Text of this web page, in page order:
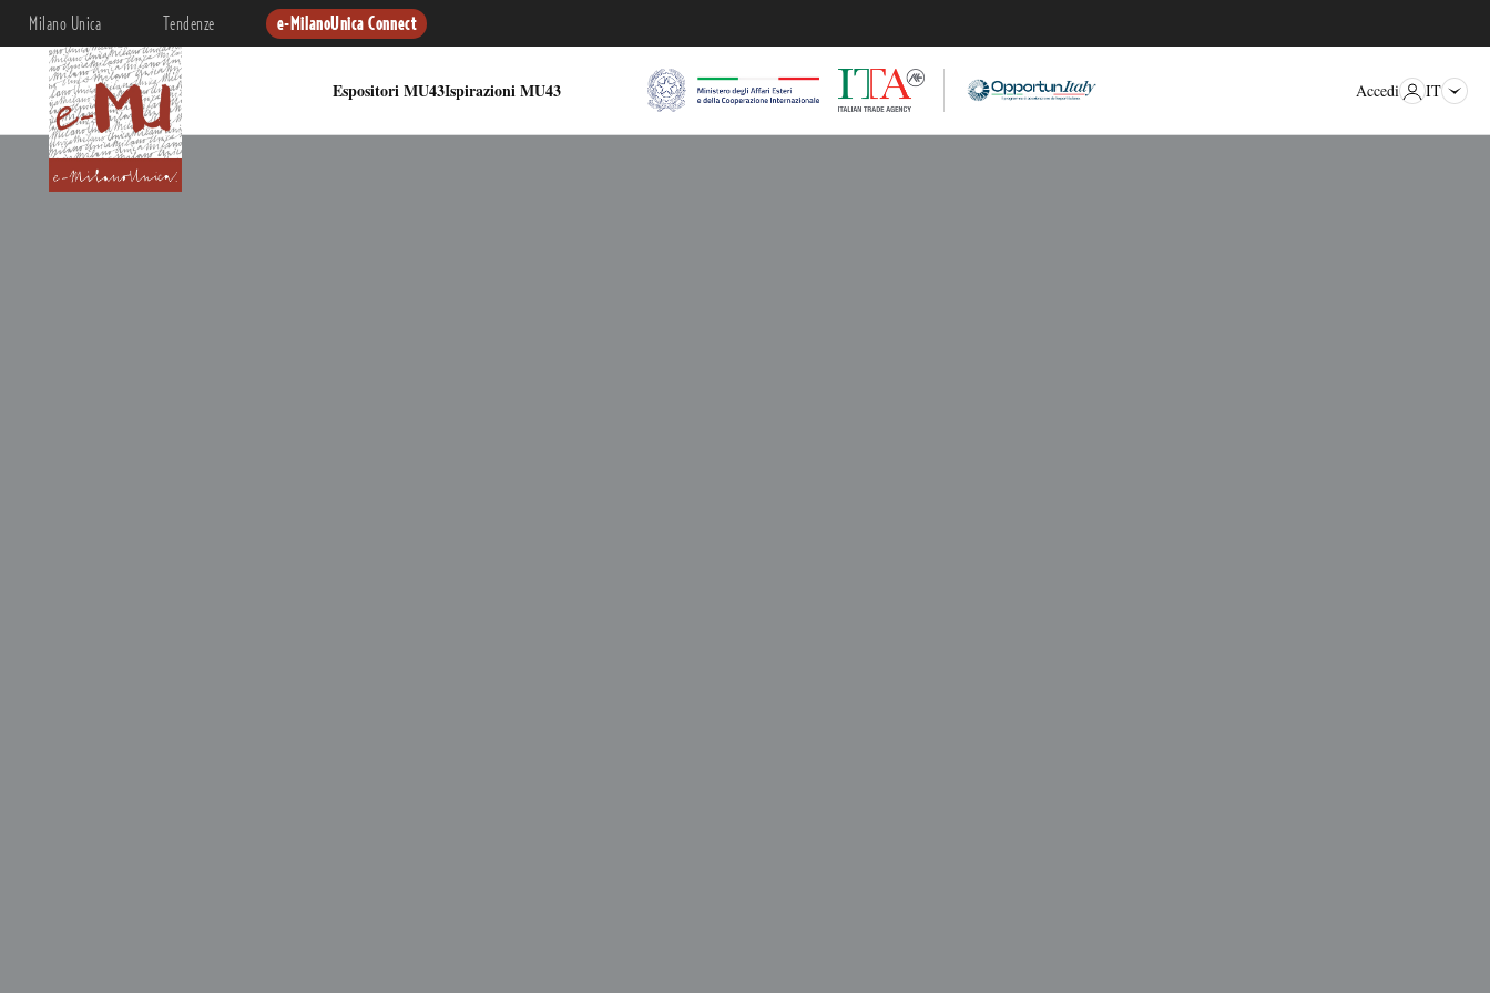
Milano Unica Tendenze e-MilanoUnica Connect
Espositori MU43Ispirazioni MU43 Accedi IT